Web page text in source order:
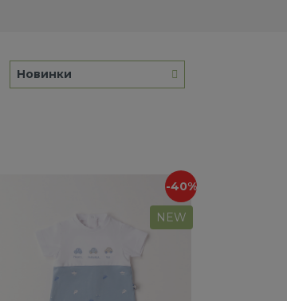
Новинки
-40%
NEW